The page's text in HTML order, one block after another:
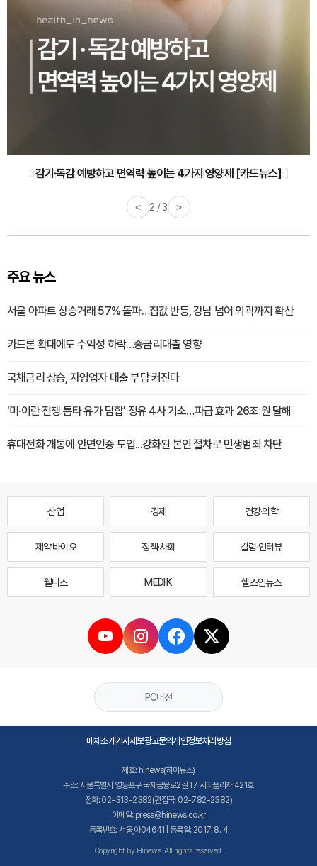
감기·독감 예방하고 면역력 높이는 4가지 영양제 [카드뉴스]
< 3 / 3 >
주요 뉴스
서울 아파트 상승거래 57% 돌파…집값 반등, 강남 넘어 외곽까지 확산
카드론 확대에도 수익성 하락…중금리대출 영향
국채금리 상승, 자영업자 대출 부담 커진다
'미·이란 전쟁 틈타 유가 담합' 정유 4사 기소…파급 효과 26조 원 달해
휴대전화 개통에 안면인증 도입...강화된 본인 절차로 민생범죄 차단
산업 경제 건강·의학
제약·바이오 정책·사회 칼럼·인터뷰
웰니스 MEDI·K 헬스인뉴스
PC버전
매체소개기사제보광고문의개인정보처리방침
제호: hinews(하이뉴스)
주소: 서울특별시 영등포구 국제금융로2길 17 시티플라자 421호
전화: 02-313-2382(편집국: 02-782-2382)
이메일: press@hinews.co.kr
등록번호: 서울,아04641 | 등록일: 2017. 8. 4
Copyright by Hinews. All rights reserved.